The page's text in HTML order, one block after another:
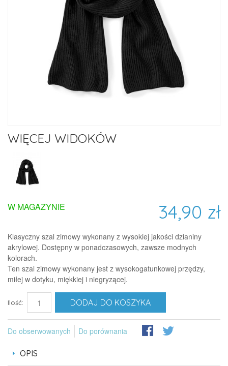
WIĘCEJ WIDOKÓW
34,90 zł
W MAGAZYNIE
Klasyczny szal zimowy wykonany z wysokiej jakości dzianiny
akrylowej. Dostępny w ponadczasowych, zawsze modnych
kolorach.
Ten szal zimowy wykonany jest z wysokogatunkowej przędzy,
miłej w dotyku, miękkiej i niegryzącej.
Ilość: DODAJ DO KOSZYKA
Do obserwowanych Do porównania
OPIS